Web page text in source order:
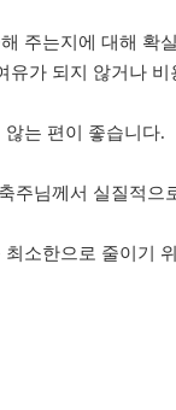
주는지에 대해 확
가 되지 않거나
는 편이 좋습니다.
주님께서 실질적
소한으로 줄이기